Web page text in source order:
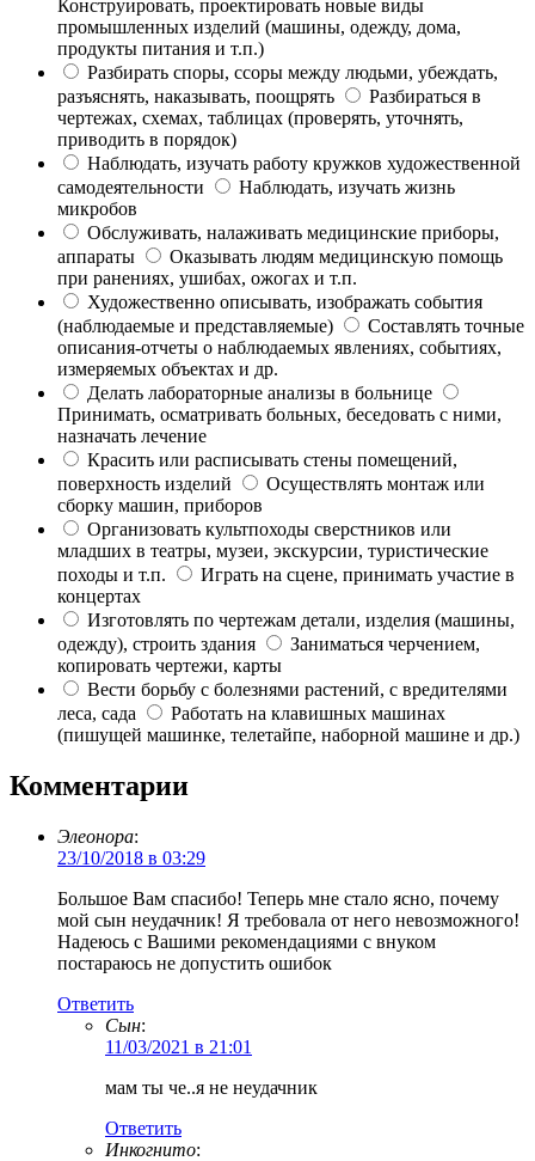
Конструировать, проектировать новые виды
промышленных изделий (машины, одежду, дома,
продукты питания и т.п.)
Разбирать споры, ссоры между людьми, убеждать,
разъяснять, наказывать, поощрять
Разбираться в
чертежах, схемах, таблицах (проверять, уточнять,
приводить в порядок)
Наблюдать, изучать работу кружков художественной
самодеятельности
Наблюдать, изучать жизнь
микробов
Обслуживать, налаживать медицинские приборы,
аппараты
Оказывать людям медицинскую помощь
при ранениях, ушибах, ожогах и т.п.
Художественно описывать, изображать события
(наблюдаемые и представляемые)
Составлять точные
описания-отчеты о наблюдаемых явлениях, событиях,
измеряемых объектах и др.
Делать лабораторные анализы в больнице
Принимать, осматривать больных, беседовать с ними,
назначать лечение
Красить или расписывать стены помещений,
поверхность изделий
Осуществлять монтаж или
сборку машин, приборов
Организовать культпоходы сверстников или
младших в театры, музеи, экскурсии, туристические
походы и т.п.
Играть на сцене, принимать участие в
концертах
Изготовлять по чертежам детали, изделия (машины,
одежду), строить здания
Заниматься черчением,
копировать чертежи, карты
Вести борьбу с болезнями растений, с вредителями
леса, сада
Работать на клавишных машинах
(пишущей машинке, телетайпе, наборной машине и др.)
Комментарии
Элеонора:
23/10/2018 в 03:29
Большое Вам спасибо! Теперь мне стало ясно, почему
мой сын неудачник! Я требовала от него невозможного!
Надеюсь с Вашими рекомендациями с внуком
постараюсь не допустить ошибок
Ответить
Сын:
11/03/2021 в 21:01
мам ты че..я не неудачник
Ответить
Инкогнито: